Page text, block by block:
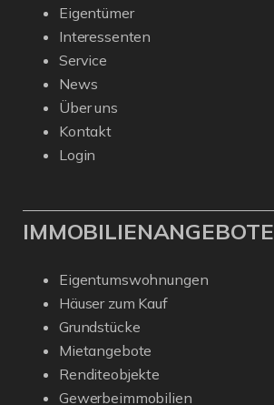
Eigentümer
Interessenten
Service
News
Über uns
Kontakt
Login
IMMOBILIENANGEBOTE
Eigentumswohnungen
Häuser zum Kauf
Grundstücke
Mietangebote
Renditeobjekte
Gewerbeimmobilien